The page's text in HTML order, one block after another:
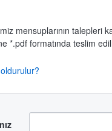
mensuplarının talepleri
*.pdf formatında teslim